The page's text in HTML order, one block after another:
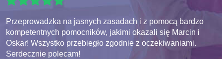
Przeprowadzka na jasnych zasadach i z pomocą bardzo
kompetentnych pomocników, jakimi okazali się Marcin i
Oskar! Wszystko przebiegło zgodnie z oczekiwaniami.
Serdecznie polecam!